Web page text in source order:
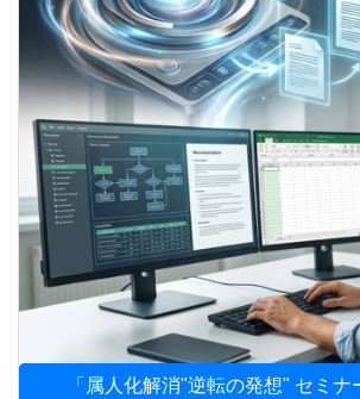
「属人化解消"逆転の発想" セミナ